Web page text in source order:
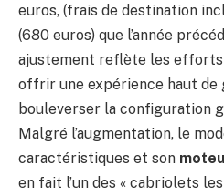
euros, (frais de destination
(680 euros) que l’année
ajustement reflète les efforts
offrir une expérience haut de
bouleverser la configuration
Malgré l’augmentation, le
caractéristiques et son
en fait l’un des « cabriolets